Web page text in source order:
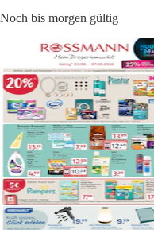
Noch bis morgen gültig